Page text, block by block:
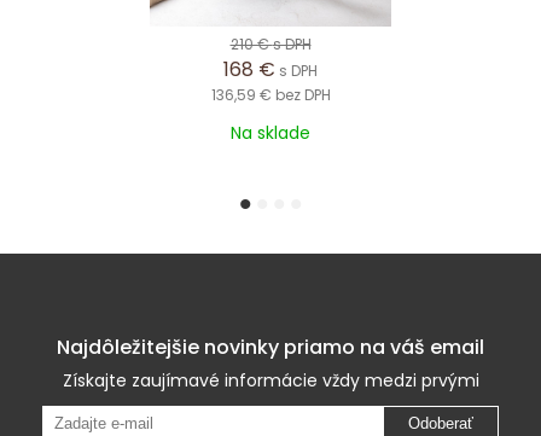
210 €s DPH
168 € s DPH
136,59 € bez DPH
Na sklade
1
Najdôležitejšie novinky priamo na váš email
Získajte zaujímavé informácie vždy medzi prvými
Odoberať